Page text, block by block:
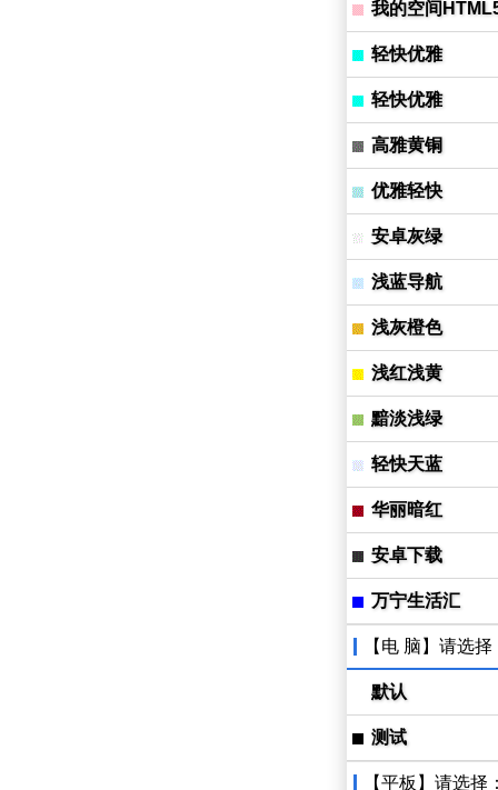
我的空间
轻快优雅
轻快优雅
高雅黄铜
优雅轻快
安卓灰绿
浅蓝导航
浅灰橙色
浅红浅黄
黯淡浅绿
轻快天蓝
华丽暗红
安卓下载
万宁生活汇
【电 脑】请选择
默认
测试
【平板】请选择：